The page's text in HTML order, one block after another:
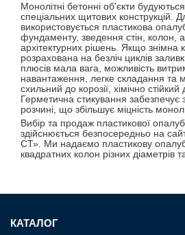
Монолітні бетонні об'єкти
спеціальних щитових конструкцій.
використовується пластикова
фундаменту, зведення стін, колон,
архітектурних рішень. Якщо знімна
розрахована на безліч циклів
плюсів мала вага, можливість
навантаження, легке складання та
схильний до корозії, хімічно
Герметична стикування
розчині, що збільшує міцність
Вибір та продаж пластикової
здійснюється безпосередньо на
СТ». Ми надаємо пластикову
квадратних колон різних діаметрів
КАТАЛОГ